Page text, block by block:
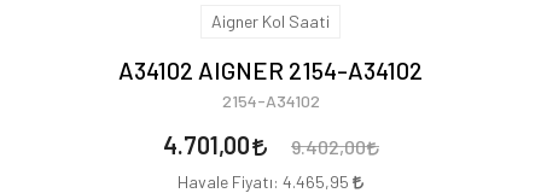
Aigner Kol Saati
A34102 AIGNER 2154-A34102
2154-A34102
4.701,00 9.402,00
Havale Fiyatı: 4.465,95